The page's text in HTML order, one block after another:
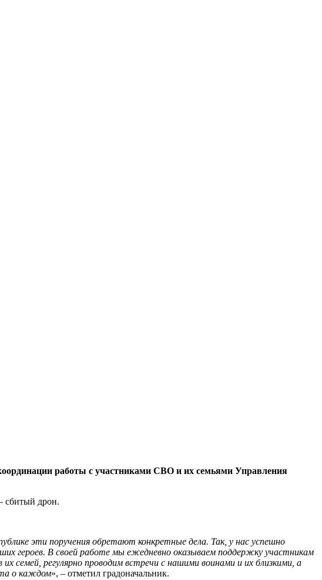
работы с участниками СВО и их семьями Управления
сбитый дрон.
эти поручения обретают конкретные дела. Так, у нас успешно
героев. В своей работе мы ежедневно оказываем поддержку участникам
семей, регулярно проводим встречи с нашими воинами и их близкими, а
о каждом», – отметил градоначальник.